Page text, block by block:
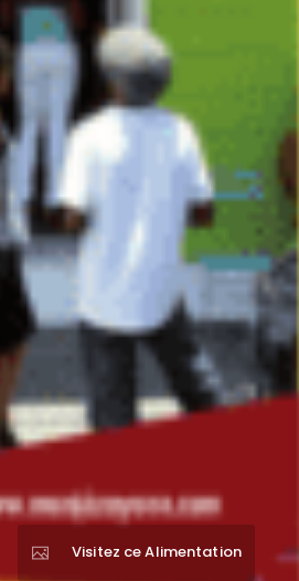
Visitez ce Alimentation